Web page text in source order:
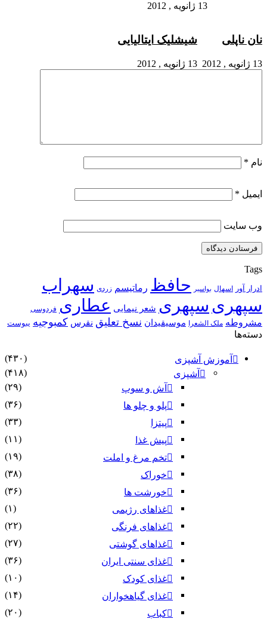
13 ژانویه , 2012
نان ناپلی
13 ژانویه , 2012
شیشلیک ایتالیایی
13 ژانویه , 2012
نام *
ایمیل *
وب‌ سایت
Tags
ادرار آور اسهال بواسیر حافظ رماتیسم زردی سهراب
سپهری سپهری شعر نیمایی عطاری فردوسی
مشروطه ملک الشعرا موسیقیدان نسخ تعلیق نقرس کمبوجیه یبوست
دسته‌ها
آموزش آشپزی
(۴۳۰)
آشپزی
(۴۱۸)
آش و سوپ
(۲۹)
پلو و چلو ها
(۳۶)
پیتزا
(۳۳)
پیش غذا
(۱۱)
تخم مرغ و املت
(۱۹)
خوراک
(۳۸)
خورشت ها
(۳۶)
غذاهای رژیمی
(۱)
غذاهای فرنگی
(۲۲)
غذاهای گوشتی
(۲۷)
غذای سنتی ایران
(۳۶)
غذای کودک
(۱۰)
غذای گیاهخواران
(۱۴)
کباب
(۲۰)